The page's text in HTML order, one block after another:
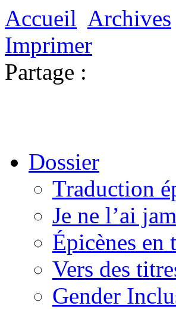
Accueil Archives
Imprimer
Partage :
Dossier
Traduction
Je ne l’ai
Épicènes en
Vers des
Gender